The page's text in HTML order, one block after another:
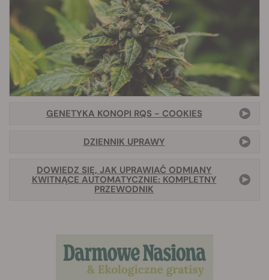
GENETYKA KONOPI RQS - COOKIES
DZIENNIK UPRAWY
DOWIEDZ SIĘ, JAK UPRAWIAĆ ODMIANY
KWITNĄCE AUTOMATYCZNIE: KOMPLETNY
PRZEWODNIK